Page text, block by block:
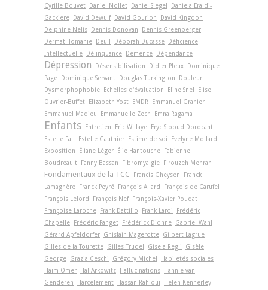
Cyrille Bouvet
Daniel Nollet Daniel Siegel
Daniela Eraldi-
Gackiere
David Dewulf David Gourion
David Kingdon
Delphine Nelis
Dennis Donovan
Dennis Greenberger
Dermatillomanie
Deuil Déborah Ducasse
Déficience
Intellectuelle
Délinquance Démence Dépendance
Dépression Désensibilisation Didier Pleux
Dominique
Page
Dominique Servant Douglas Turkington
Douleur
Dysmorphophobie
Echelles d'évaluation Eline Snel
Elise
Ouvrier-Buffet
Elizabeth Yost EMDR
Emmanuel Granier
Emmanuel Madieu
Emmanuelle Zech Emna Ragama
Enfants Entretien Eric Willaye
Eryc Siobud Dorocant
Estelle Fall
Estelle Gauthier Estime de soi
Evelyne Mollard
Exposition
Éliane Léger Élie Hantouche
Fabienne
Boudreault
Fanny Bassan Fibromyalgie Firouzeh Mehran
Fondamentaux de la TCC Francis Gheysen
Franck
Lamagnère
Franck Peyré François Allard
François de Carufel
François Lelord
François Nef
François-Xavier Poudat
Françoise Laroche
Frank Dattilio Frank Laroi
Frédéric
Chapelle
Frédéric Fanget Frédérick Dionne Gabriel Wahl
Gérard Apfeldorfer Ghislain Magerotte Gilbert Lagrue
Gilles de la Tourette Gilles Trudel Gisela Regli
Gisèle
George Grazia Ceschi Grégory Michel
Habiletés sociales
Haim Omer
Hal Arkowitz Hallucinations
Hannie van
Genderen
Harcèlement Hassan Rahioui
Helen Kennerley